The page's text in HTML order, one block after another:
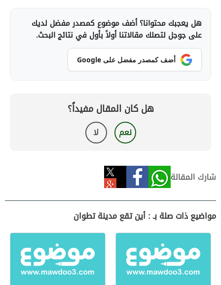
هل يعجبك محتوانا؟ أضف موضوع كمصدر مفضل لديك
على جوجل لتصلك مقالاتنا أولاً بأول في نتائج البحث.
أضف كمصدر مفضل على Google
هل كان المقال مفيداً؟
نعم لا
شارك المقالة
مواضيع ذات صلة بـ : أين تقع مدينة تطوان